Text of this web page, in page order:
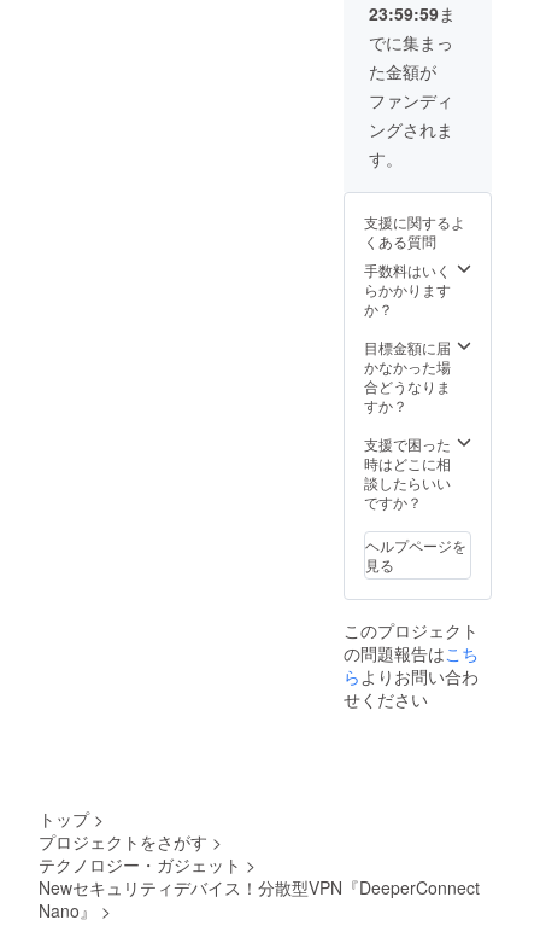
23:59:59ま
でに集まっ
た金額が
ファンディ
ングされま
す。
支援に関するよ
くある質問
手数料はいく
らかかります
か？
目標金額に届
かなかった場
合どうなりま
すか？
支援で困った
時はどこに相
談したらいい
ですか？
ヘルプページを
見る
このプロジェクト
の問題報告はこち
らよりお問い合わ
せください
トップ >
プロジェクトをさがす >
テクノロジー・ガジェット >
Newセキュリティデバイス！分散型VPN『DeeperConnect
Nano』
>